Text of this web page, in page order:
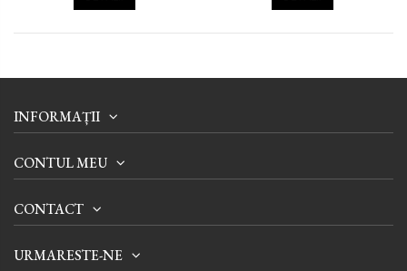
INFORMAȚII
CONTUL MEU
CONTACT
URMARESTE-NE